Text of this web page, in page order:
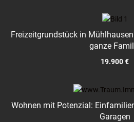
Freizeitgrundstück in
ganze
19.900 €
Wohnen mit Potenzial:
Garagen